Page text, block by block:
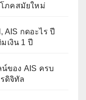
โภคสมัยใหม่
AIS กดอะไร ปี
เงิน 1 ปี
น์ของ AIS ครบ
ดิจิทัล